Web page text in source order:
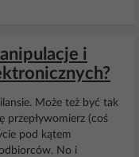
i
Może też być tak
przepływomierz (coś
pod kątem
No i